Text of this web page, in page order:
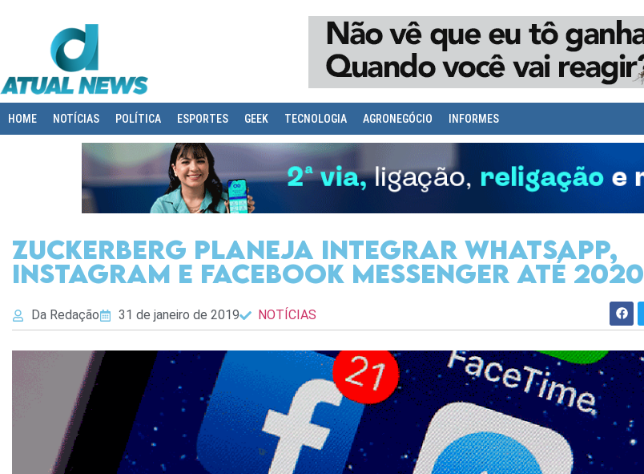
HOME NOTÍCIAS POLÍTICA ESPORTES GEEK TECNOLOGIA AGRONEGÓCIO INFORMES
Zuckerberg planeja integrar WhatsApp,
Instagram e Facebook Messenger até 2020
Da Redação 31 de janeiro de 2019 NOTÍCIAS